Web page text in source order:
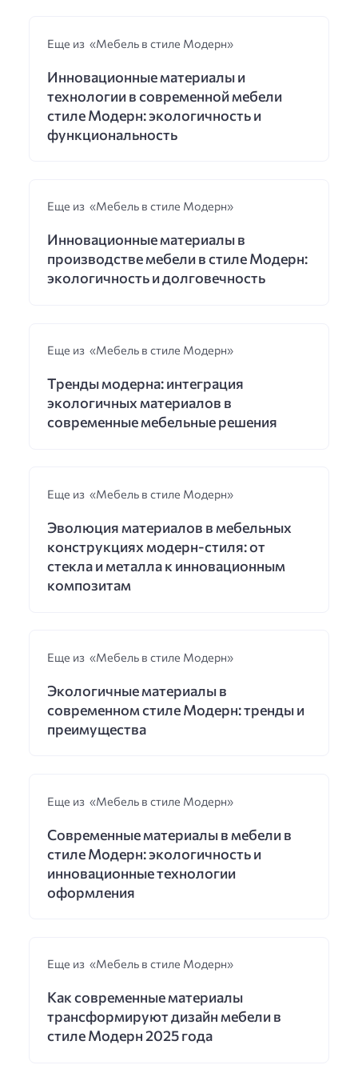
Еще из «Мебель в стиле Модерн»
Инновационные материалы и
технологии в современной мебели
стиле Модерн: экологичность и
функциональность
Еще из «Мебель в стиле Модерн»
Инновационные материалы в
производстве мебели в стиле Модерн:
экологичность и долговечность
Еще из «Мебель в стиле Модерн»
Тренды модерна: интеграция
экологичных материалов в
современные мебельные решения
Еще из «Мебель в стиле Модерн»
Эволюция материалов в мебельных
конструкциях модерн-стиля: от
стекла и металла к инновационным
композитам
Еще из «Мебель в стиле Модерн»
Экологичные материалы в
современном стиле Модерн: тренды и
преимущества
Еще из «Мебель в стиле Модерн»
Современные материалы в мебели в
стиле Модерн: экологичность и
инновационные технологии
оформления
Еще из «Мебель в стиле Модерн»
Как современные материалы
трансформируют дизайн мебели в
стиле Модерн 2025 года